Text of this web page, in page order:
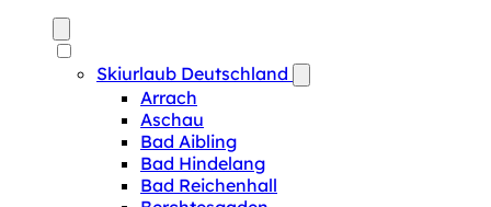
Skiurlaub Deutschland
Arrach
Aschau
Bad Aibling
Bad Hindelang
Bad Reichenhall